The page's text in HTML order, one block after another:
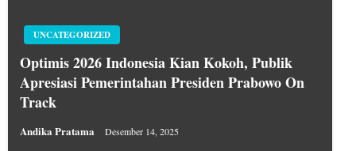
UNCATEGORIZED
Optimis 2026 Indonesia Kian Kokoh, Publik
Apresiasi Pemerintahan Presiden Prabowo On
Track
Andika Pratama Desember 14, 2025